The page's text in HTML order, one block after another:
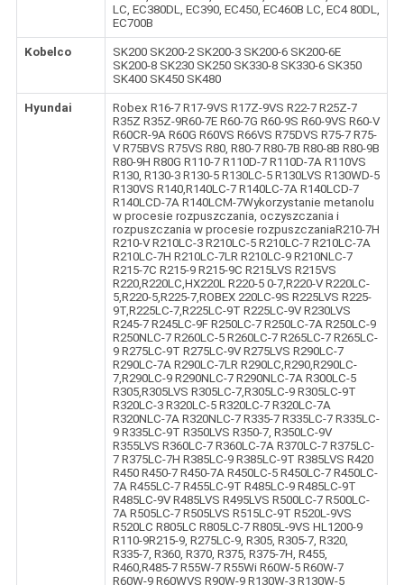
LC, EC380DL, EC390, EC450, EC460B LC, EC4 80DL,
EC700B
Kobelco
SK200 SK200-2 SK200-3 SK200-6 SK200-6E
SK200-8 SK230 SK250 SK330-8 SK330-6 SK350
SK400 SK450 SK480
Hyundai
Robex R16-7 R17-9VS R17Z-9VS R22-7 R25Z-7
R35Z R35Z-9R60-7E R60-7G R60-9S R60-9VS R60-V
R60CR-9A R60G R60VS R66VS R75DVS R75-7 R75-
V R75BVS R75VS R80, R80-7 R80-7B R80-8B R80-9B
R80-9H R80G R110-7 R110D-7 R110D-7A R110VS
R130, R130-3 R130-5 R130LC-5 R130LVS R130WD-5
R130VS R140,R140LC-7 R140LC-7A R140LCD-7
R140LCD-7A R140LCM-7Wykorzystanie metanolu
w procesie rozpuszczania, oczyszczania i
rozpuszczania w procesie rozpuszczaniaR210-7H
R210-V R210LC-3 R210LC-5 R210LC-7 R210LC-7A
R210LC-7H R210LC-7LR R210LC-9 R210NLC-7
R215-7C R215-9 R215-9C R215LVS R215VS
R220,R220LC,HX220L R220-5 0-7,R220-V R220LC-
5,R220-5,R225-7,ROBEX 220LC-9S R225LVS R225-
9T,R225LC-7,R225LC-9T R225LC-9V R230LVS
R245-7 R245LC-9F R250LC-7 R250LC-7A R250LC-9
R250NLC-7 R260LC-5 R260LC-7 R265LC-7 R265LC-
9 R275LC-9T R275LC-9V R275LVS R290LC-7
R290LC-7A R290LC-7LR R290LC,R290,R290LC-
7,R290LC-9 R290NLC-7 R290NLC-7A R300LC-5
R305,R305LVS R305LC-7,R305LC-9 R305LC-9T
R320LC-3 R320LC-5 R320LC-7 R320LC-7A
R320NLC-7A R320NLC-7 R335-7 R335LC-7 R335LC-
9 R335LC-9T R350LVS R350-7, R350LC-9V
R355LVS R360LC-7 R360LC-7A R370LC-7 R375LC-
7 R375LC-7H R385LC-9 R385LC-9T R385LVS R420
R450 R450-7 R450-7A R450LC-5 R450LC-7 R450LC-
7A R455LC-7 R455LC-9T R485LC-9 R485LC-9T
R485LC-9V R485LVS R495LVS R500LC-7 R500LC-
7A R505LC-7 R505LVS R515LC-9T R520L-9VS
R520LC R805LC R805LC-7 R805L-9VS HL1200-9
R110-9R215-9, R275LC-9, R305, R305-7, R320,
R335-7, R360, R370, R375, R375-7H, R455,
R460,R485-7 R55W-7 R55Wi R60W-5 R60W-7
R60W-9 R60WVS R90W-9 R130W-3 R130W-5